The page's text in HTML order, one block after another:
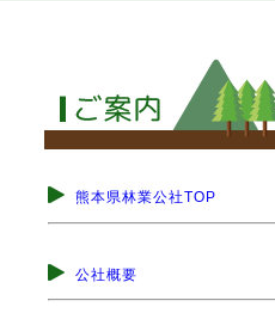
熊本県林業公社TOP
公社概要